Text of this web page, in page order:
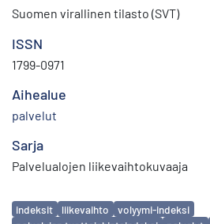
Suomen virallinen tilasto (SVT)
ISSN
1799-0971
Aihealue
palvelut
Sarja
Palvelualojen liikevaihtokuvaaja
Avainsanat
indeksit liikevaihto
volyymi-indeksi